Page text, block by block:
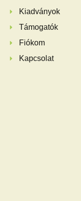
Kiadványok
Támogatók
Fiókom
Kapcsolat